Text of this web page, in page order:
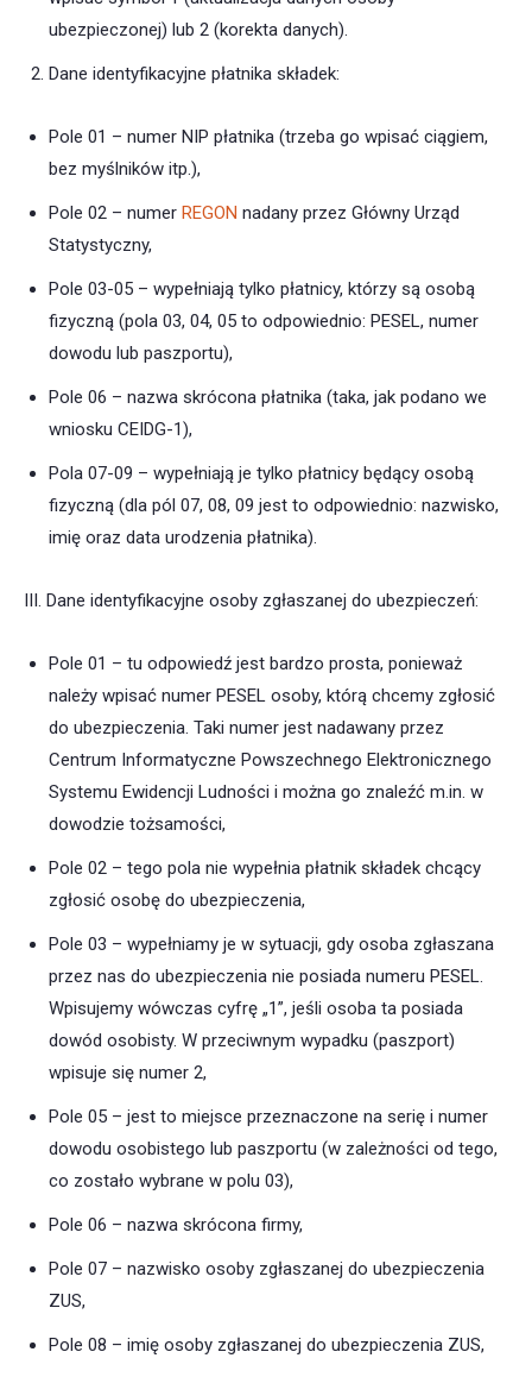
ubezpieczonej) lub 2 (korekta danych).
Dane identyfikacyjne płatnika składek:
Pole 01 – numer NIP płatnika (trzeba go wpisać ciągiem,
bez myślników itp.),
Pole 02 – numer REGON nadany przez Główny Urząd
Statystyczny,
Pole 03-05 – wypełniają tylko płatnicy, którzy są osobą
fizyczną (pola 03, 04, 05 to odpowiednio: PESEL, numer
dowodu lub paszportu),
Pole 06 – nazwa skrócona płatnika (taka, jak podano we
wniosku CEIDG-1),
Pola 07-09 – wypełniają je tylko płatnicy będący osobą
fizyczną (dla pól 07, 08, 09 jest to odpowiednio: nazwisko,
imię oraz data urodzenia płatnika).
III. Dane identyfikacyjne osoby zgłaszanej do ubezpieczeń:
Pole 01 – tu odpowiedź jest bardzo prosta, ponieważ
należy wpisać numer PESEL osoby, którą chcemy zgłosić
do ubezpieczenia. Taki numer jest nadawany przez
Centrum Informatyczne Powszechnego Elektronicznego
Systemu Ewidencji Ludności i można go znaleźć m.in. w
dowodzie tożsamości,
Pole 02 – tego pola nie wypełnia płatnik składek chcący
zgłosić osobę do ubezpieczenia,
Pole 03 – wypełniamy je w sytuacji, gdy osoba zgłaszana
przez nas do ubezpieczenia nie posiada numeru PESEL.
Wpisujemy wówczas cyfrę „1”, jeśli osoba ta posiada
dowód osobisty. W przeciwnym wypadku (paszport)
wpisuje się numer 2,
Pole 05 – jest to miejsce przeznaczone na serię i numer
dowodu osobistego lub paszportu (w zależności od tego,
co zostało wybrane w polu 03),
Pole 06 – nazwa skrócona firmy,
Pole 07 – nazwisko osoby zgłaszanej do ubezpieczenia
ZUS,
Pole 08 – imię osoby zgłaszanej do ubezpieczenia ZUS,